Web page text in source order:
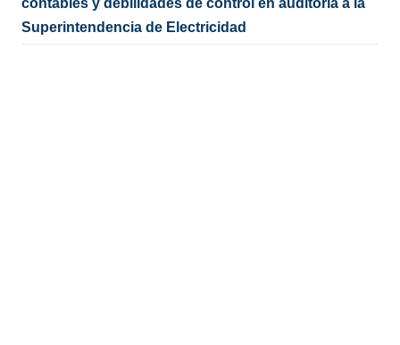
contables y debilidades de control en auditoría a la
Superintendencia de Electricidad